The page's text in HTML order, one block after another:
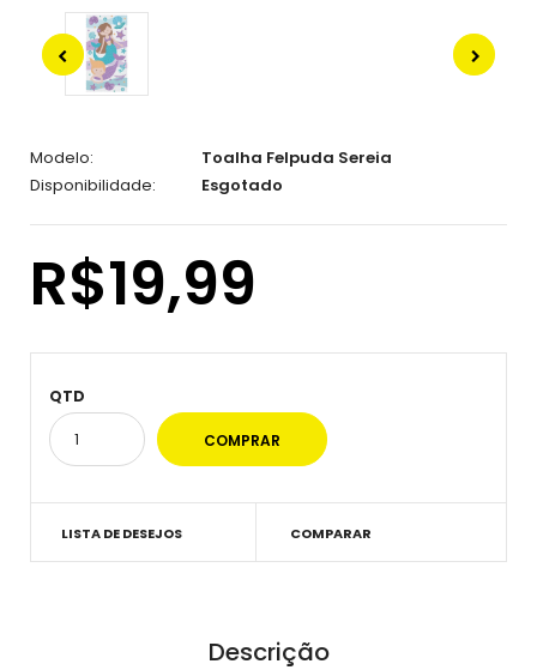
Modelo:
Toalha Felpuda Sereia
Disponibilidade:
Esgotado
R$19,99
QTD
LISTA DE DESEJOS COMPARAR
Descrição